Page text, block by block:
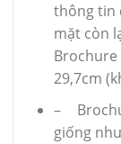
thông tin
mặt còn
Brochure
29,7cm
–
giống